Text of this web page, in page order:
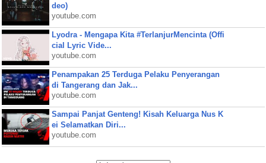
deo)
youtube.com
Lyodra - Mengapa Kita #TerlanjurMencinta (Offi
cial Lyric Vide...
youtube.com
Penampakan 25 Terduga Pelaku Penyerangan
di Tangerang dan Jak...
youtube.com
Sampai Panjat Genteng! Kisah Keluarga Nus K
ei Selamatkan Diri...
youtube.com